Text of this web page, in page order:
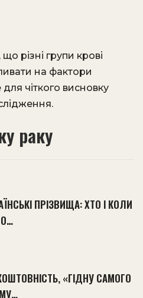
різні групи крові
на фактори
чіткого висновку
раку
ПРІЗВИЩА: ХТО І КОЛИ
«ГІДНУ САМОГО